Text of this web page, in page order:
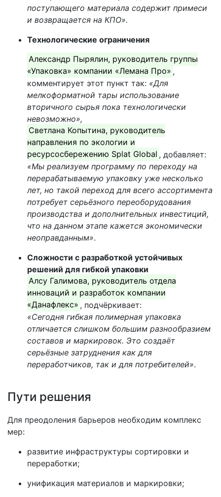
поступающего материала содержит примеси
и возвращается на КПО».
Технологические ограничения
Александр Пырялин, руководитель группы
«Упаковка» компании «Лемана Про» ,
комментирует этот пункт так: «Для
мелкоформатной тары использование
вторичного сырья пока технологически
невозможно»,
Светлана Копытина, руководитель
направления по экологии и
ресурсосбережению Splat Global , добавляет:
«Мы реализуем программу по переходу на
перерабатываемую упаковку уже несколько
лет, но такой переход для всего ассортимента
потребует серьёзного переоборудования
производства и дополнительных инвестиций,
что на данном этапе кажется экономически
неоправданным».
Сложности с разработкой устойчивых
решений для гибкой упаковки
Алсу Галимова, руководитель отдела
инноваций и разработок компании
«Данафлекс» , подчёркивает:
«Сегодня гибкая полимерная упаковка
отличается слишком большим разнообразием
составов и маркировок. Это создаёт
серьёзные затруднения как для
переработчиков, так и для потребителей».
Пути решения
Для преодоления барьеров необходим комплекс
мер:
развитие инфраструктуры сортировки и
переработки;
унификация материалов и маркировки;